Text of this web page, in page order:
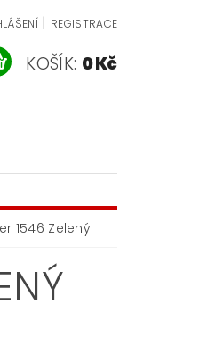
| REGISTRACE
KOŠÍK: 0 Kč
1546 Zelený